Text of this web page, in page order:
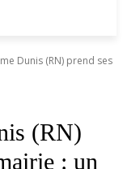
Dunis (RN) prend ses
(RN)
: un